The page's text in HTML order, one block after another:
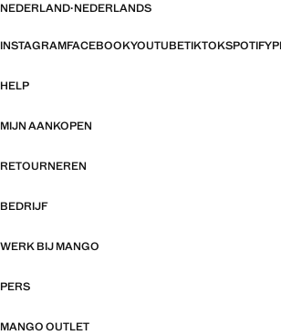
NEDERLAND·NEDERLANDS
INSTAGRAMFACEBOOKYOUTUBETIKTOKSPOTIFY
HELP
MIJN AANKOPEN
RETOURNEREN
BEDRIJF
WERK BIJ MANGO
PERS
MANGO OUTLET